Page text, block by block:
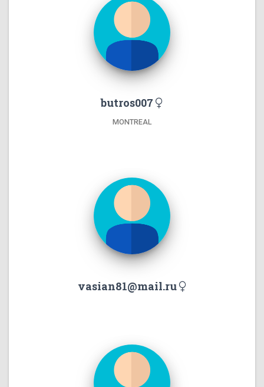
butros007
MONTREAL
vasian81@mail.ru